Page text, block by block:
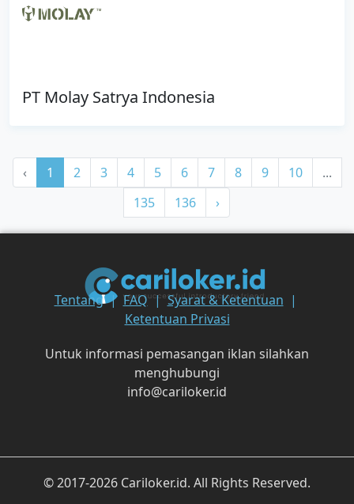
PT Molay Satrya Indonesia
‹ 1 2 3 4 5 6 7 8 9 10
...
135
136 ›
Tentang FAQ
Syarat & Ketentuan
Ketentuan Privasi
Untuk informasi pemasangan iklan silahkan
menghubungi
info@cariloker.id
© 2017-2026 Cariloker.id. All Rights Reserved.